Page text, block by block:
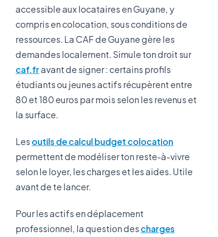
accessible aux locataires en Guyane, y
compris en colocation, sous conditions de
ressources. La CAF de Guyane gère les
demandes localement. Simule ton droit sur
caf.fravant de signer : certains profils
étudiants ou jeunes actifs récupèrent entre
80 et 180 euros par mois selon les revenus et
la surface.
Les outils de calcul budget colocation
permettent de modéliser ton reste-à-vivre
selon le loyer, les charges et les aides. Utile
avant de te lancer.
Pour les actifs en déplacement
professionnel, la question des charges